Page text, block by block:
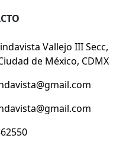
Vallejo III Secc,
de México, CDMX